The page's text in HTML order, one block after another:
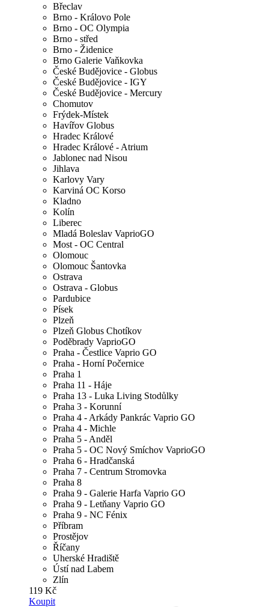
Břeclav
Brno - Královo Pole
Brno - OC Olympia
Brno - střed
Brno - Židenice
Brno Galerie Vaňkovka
České Budějovice - Globus
České Budějovice - IGY
České Budějovice - Mercury
Chomutov
Frýdek-Místek
Havířov Globus
Hradec Králové
Hradec Králové - Atrium
Jablonec nad Nisou
Jihlava
Karlovy Vary
Karviná OC Korso
Kladno
Kolín
Liberec
Mladá Boleslav VaprioGO
Most - OC Central
Olomouc
Olomouc Šantovka
Ostrava
Ostrava - Globus
Pardubice
Písek
Plzeň
Plzeň Globus Chotíkov
Poděbrady VaprioGO
Praha - Čestlice Vaprio GO
Praha - Horní Počernice
Praha 1
Praha 11 - Háje
Praha 13 - Luka Living Stodůlky
Praha 3 - Korunní
Praha 4 - Arkády Pankrác Vaprio GO
Praha 4 - Michle
Praha 5 - Anděl
Praha 5 - OC Nový Smíchov VaprioGO
Praha 6 - Hradčanská
Praha 7 - Centrum Stromovka
Praha 8
Praha 9 - Galerie Harfa Vaprio GO
Praha 9 - Letňany Vaprio GO
Praha 9 - NC Fénix
Příbram
Prostějov
Říčany
Uherské Hradiště
Ústí nad Labem
Zlín
119 Kč
Koupit